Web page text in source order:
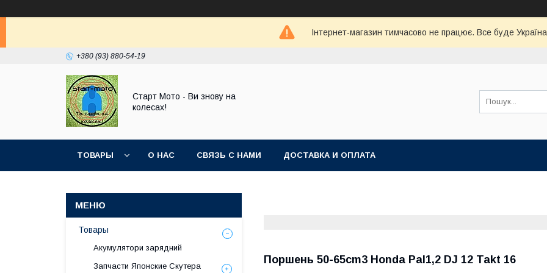
Інтернет-магазин тимчасово не працює. Все буде
+380 (93) 880-54-19
Старт Мото - Ви знову на
колесах!
ТОВАРЫ О НАС СВЯЗЬ С НАМИ ДОСТАВКА И ОПЛАТА
Поршень 50-65cm3 Honda Pal1,2 DJ 12 Takt 16
Товары
Акумулятори зарядний
Запчасти Японские Скутера